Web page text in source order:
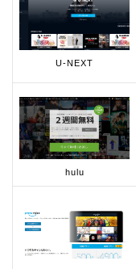
U-NEXT
hulu